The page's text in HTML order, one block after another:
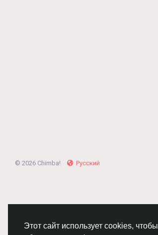
Этот сайт использует cookies, чтобы
© 2026 Chimba! Русский